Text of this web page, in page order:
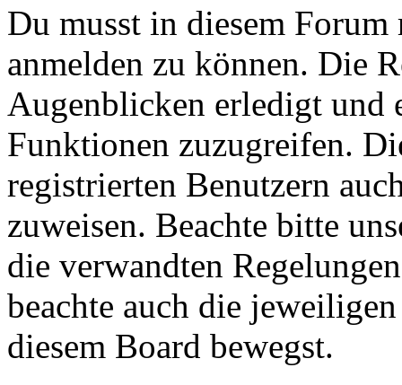
Du musst in diesem
anmelden zu können. Die
Augenblicken erledigt und
Funktionen zuzugreifen.
registrierten Benutzern
zuweisen. Beachte bitte
die verwandten
beachte auch die
diesem Board bewegst.